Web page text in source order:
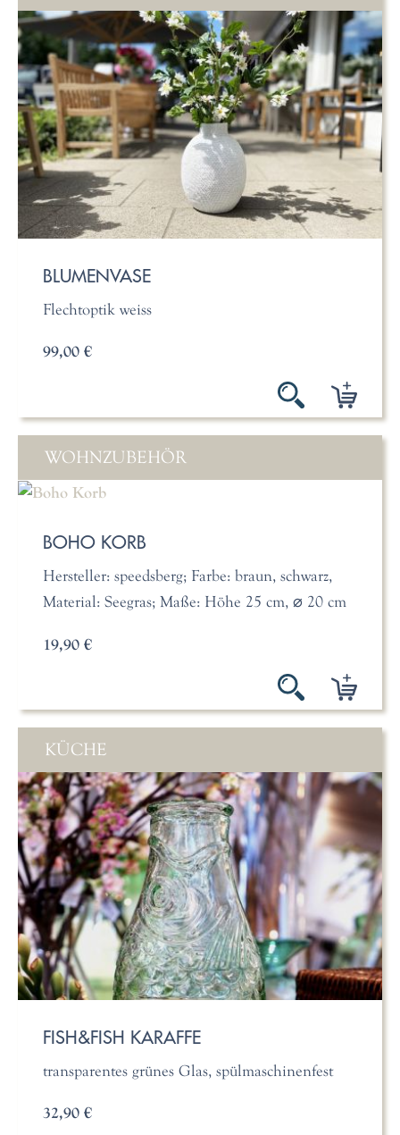
BLUMENVASE
Flechtoptik weiss
99,00 €
WOHNZUBEHÖR
BOHO KORB
Hersteller: speedsberg; Farbe: braun, schwarz,
Material: Seegras; Maße: Höhe 25 cm, ⌀ 20 cm
19,90 €
KÜCHE
FISH&FISH KARAFFE
transparentes grünes Glas, spülmaschinenfest
32,90 €